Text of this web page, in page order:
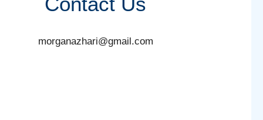
morganazhari@gmail.com